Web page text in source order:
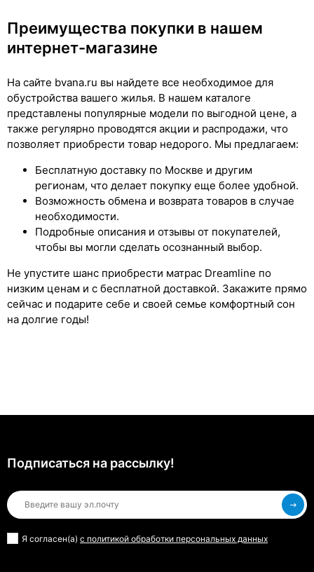
Преимущества покупки в нашем
интернет-магазине
На сайте bvana.ru вы найдете все необходимое для
обустройства вашего жилья. В нашем каталоге
представлены популярные модели по выгодной цене, а
также регулярно проводятся акции и распродажи, что
позволяет приобрести товар недорого. Мы предлагаем:
Бесплатную доставку по Москве и другим
регионам, что делает покупку еще более удобной.
Возможность обмена и возврата товаров в случае
необходимости.
Подробные описания и отзывы от покупателей,
чтобы вы могли сделать осознанный выбор.
Не упустите шанс приобрести матрас Dreamline по
низким ценам и с бесплатной доставкой. Закажите прямо
сейчас и подарите себе и своей семье комфортный сон
на долгие годы!
Подписаться на рассылкy!
Я согласен(a) с политикой обработки персональных данных